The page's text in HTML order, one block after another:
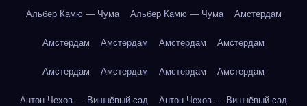
Альбер Камю — Чума Альбер Камю — Чума Амстердам
Амстердам Амстердам Амстердам Амстердам
Амстердам Амстердам Амстердам Амстердам
Антон Чехов — Вишнёвый сад Антон Чехов — Вишнёвый сад